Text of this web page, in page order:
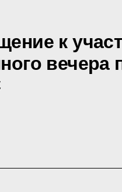
к
вечера